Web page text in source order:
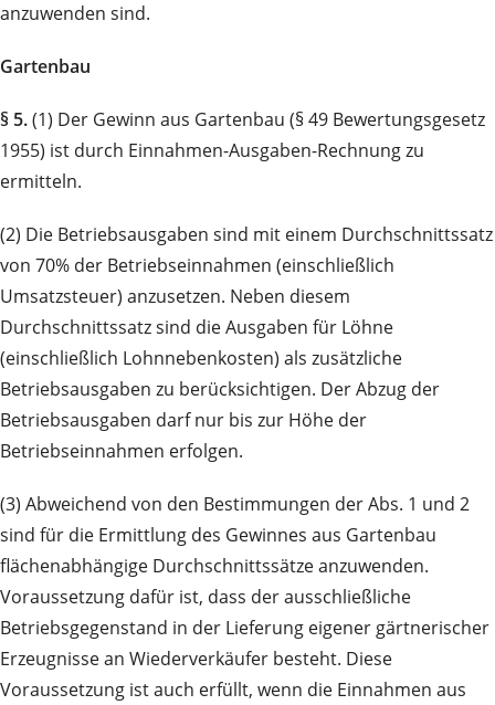
anzuwenden sind.
Gartenbau
§ 5.(1) Der Gewinn aus Gartenbau (§ 49 Bewertungsgesetz
1955) ist durch Einnahmen-Ausgaben-Rechnung zu
ermitteln.
(2) Die Betriebsausgaben sind mit einem Durchschnittssatz
von 70% der Betriebseinnahmen (einschließlich
Umsatzsteuer) anzusetzen. Neben diesem
Durchschnittssatz sind die Ausgaben für Löhne
(einschließlich Lohnnebenkosten) als zusätzliche
Betriebsausgaben zu berücksichtigen. Der Abzug der
Betriebsausgaben darf nur bis zur Höhe der
Betriebseinnahmen erfolgen.
(3) Abweichend von den Bestimmungen der Abs. 1 und 2
sind für die Ermittlung des Gewinnes aus Gartenbau
flächenabhängige Durchschnittssätze anzuwenden.
Voraussetzung dafür ist, dass der ausschließliche
Betriebsgegenstand in der Lieferung eigener gärtnerischer
Erzeugnisse an Wiederverkäufer besteht. Diese
Voraussetzung ist auch erfüllt, wenn die Einnahmen aus